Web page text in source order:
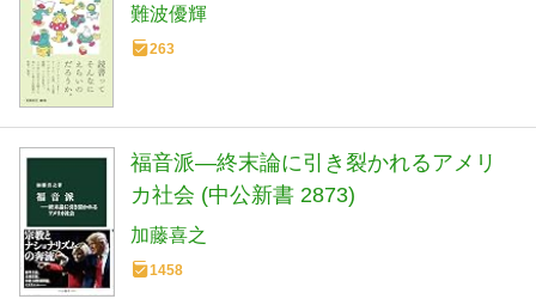
難波優輝
263
福音派―終末論に引き裂かれるアメリ
カ社会 (中公新書 2873)
加藤喜之
1458